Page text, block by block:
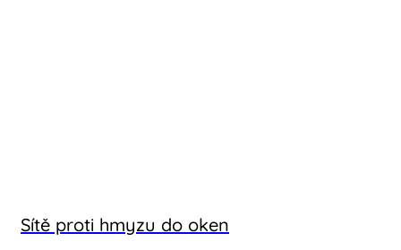
Sítě proti hmyzu do oken